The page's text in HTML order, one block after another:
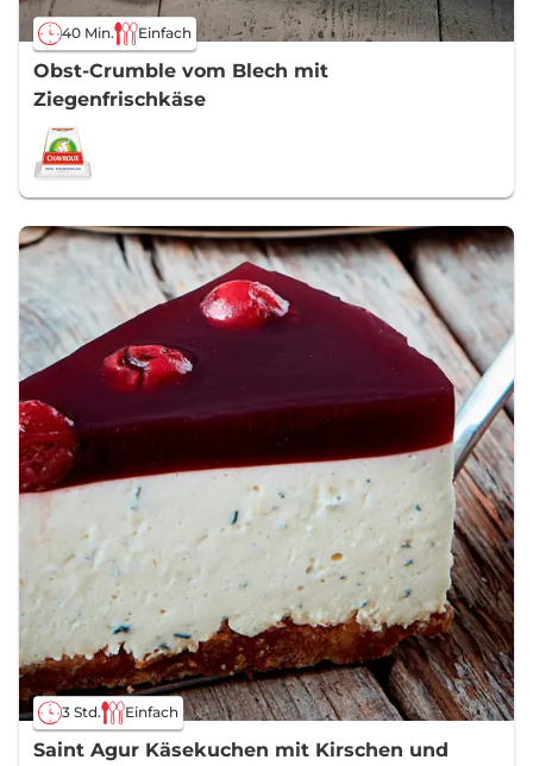
40 Min. Einfach
Obst-Crumble vom Blech mit
Ziegenfrischkäse
3 Std. Einfach
Saint Agur Käsekuchen mit Kirschen und